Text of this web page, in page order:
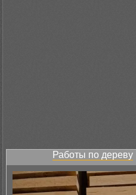
Работы по дереву